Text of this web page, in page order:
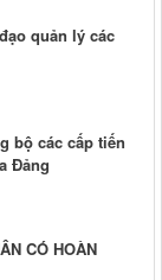
quản lý các
bộ các cấp tiến
Đảng
CÓ HOÀN